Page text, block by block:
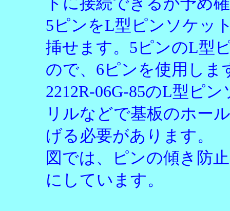
5ピンをL型ピンソケッ
挿せます。5ピンのL型
ので、6ピンを使用しま
2212R-06G-85のL型ピ
リルなどで基板のホー
げる必要があります。
図では、ピンの傾き防
にしています。